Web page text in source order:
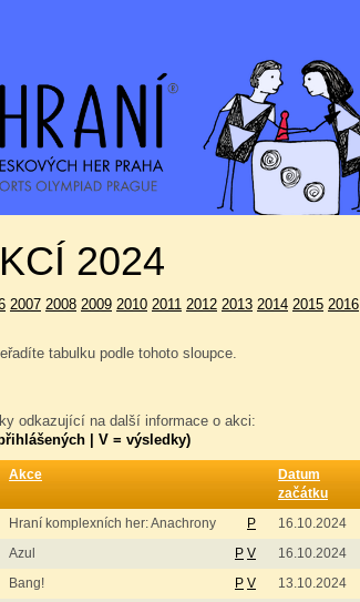
2024
2007 2008 2009 2010 2011 2012 2013 2014 2015 2016
tabulku podle tohoto sloupce.
odkazující na další informace o akci:
| V = výsledky)
Akce
Datum
začátku
Hraní komplexních her: Anachrony P 16.10.2024
Azul P V 16.10.2024
Bang! P V 13.10.2024